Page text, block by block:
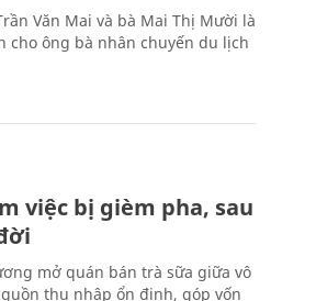
Văn Mai và bà Mai Thị Mười là
cho ông bà nhân chuyến du lịch
việc bị gièm pha, sau
mở quán bán trà sữa giữa vô
thu nhập ổn định, góp vốn